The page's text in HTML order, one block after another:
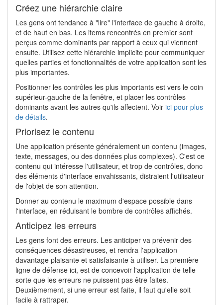
Créez une hiérarchie claire
Les gens ont tendance à "lire" l'interface de gauche à droite,
et de haut en bas. Les items rencontrés en premier sont
perçus comme dominants par rapport à ceux qui viennent
ensuite. Utilisez cette hiérarchie implicite pour communiquer
quelles parties et fonctionnalités de votre application sont les
plus importantes.
Positionner les contrôles les plus importants est vers le coin
supérieur-gauche de la fenêtre, et placer les contrôles
dominants avant les autres qu'ils affectent. Voir ici pour plus
de détails.
Priorisez le contenu
Une application présente généralement un contenu (images,
texte, messages, ou des données plus complexes). C'est ce
contenu qui intéresse l'utilisateur, et trop de contrôles, donc
des éléments d'interface envahissants, distraient l'utilisateur
de l'objet de son attention.
Donner au contenu le maximum d'espace possible dans
l'interface, en réduisant le bombre de contrôles affichés.
Anticipez les erreurs
Les gens font des erreurs. Les anticiper va prévenir des
conséquences désastreuses, et rendra l'application
davantage plaisante et satisfaisante à utiliser. La première
ligne de défense ici, est de concevoir l'application de telle
sorte que les erreurs ne puissent pas être faites.
Deuxièmement, si une erreur est faite, il faut qu'elle soit
facile à rattraper.